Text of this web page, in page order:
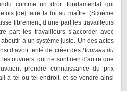
comme un droit fondamental qui
[de] faire la loi au maître. (Sixième
librement, d’une part les travailleurs
part les travailleurs s’accorder avec
à un système juste. Un des actes
d’avoir tenté de créer des Bourses du
ouvriers, qui ne sont rien d’autre que
prendre connaissance du prix
à tel ou tel endroit, et se vendre ainsi